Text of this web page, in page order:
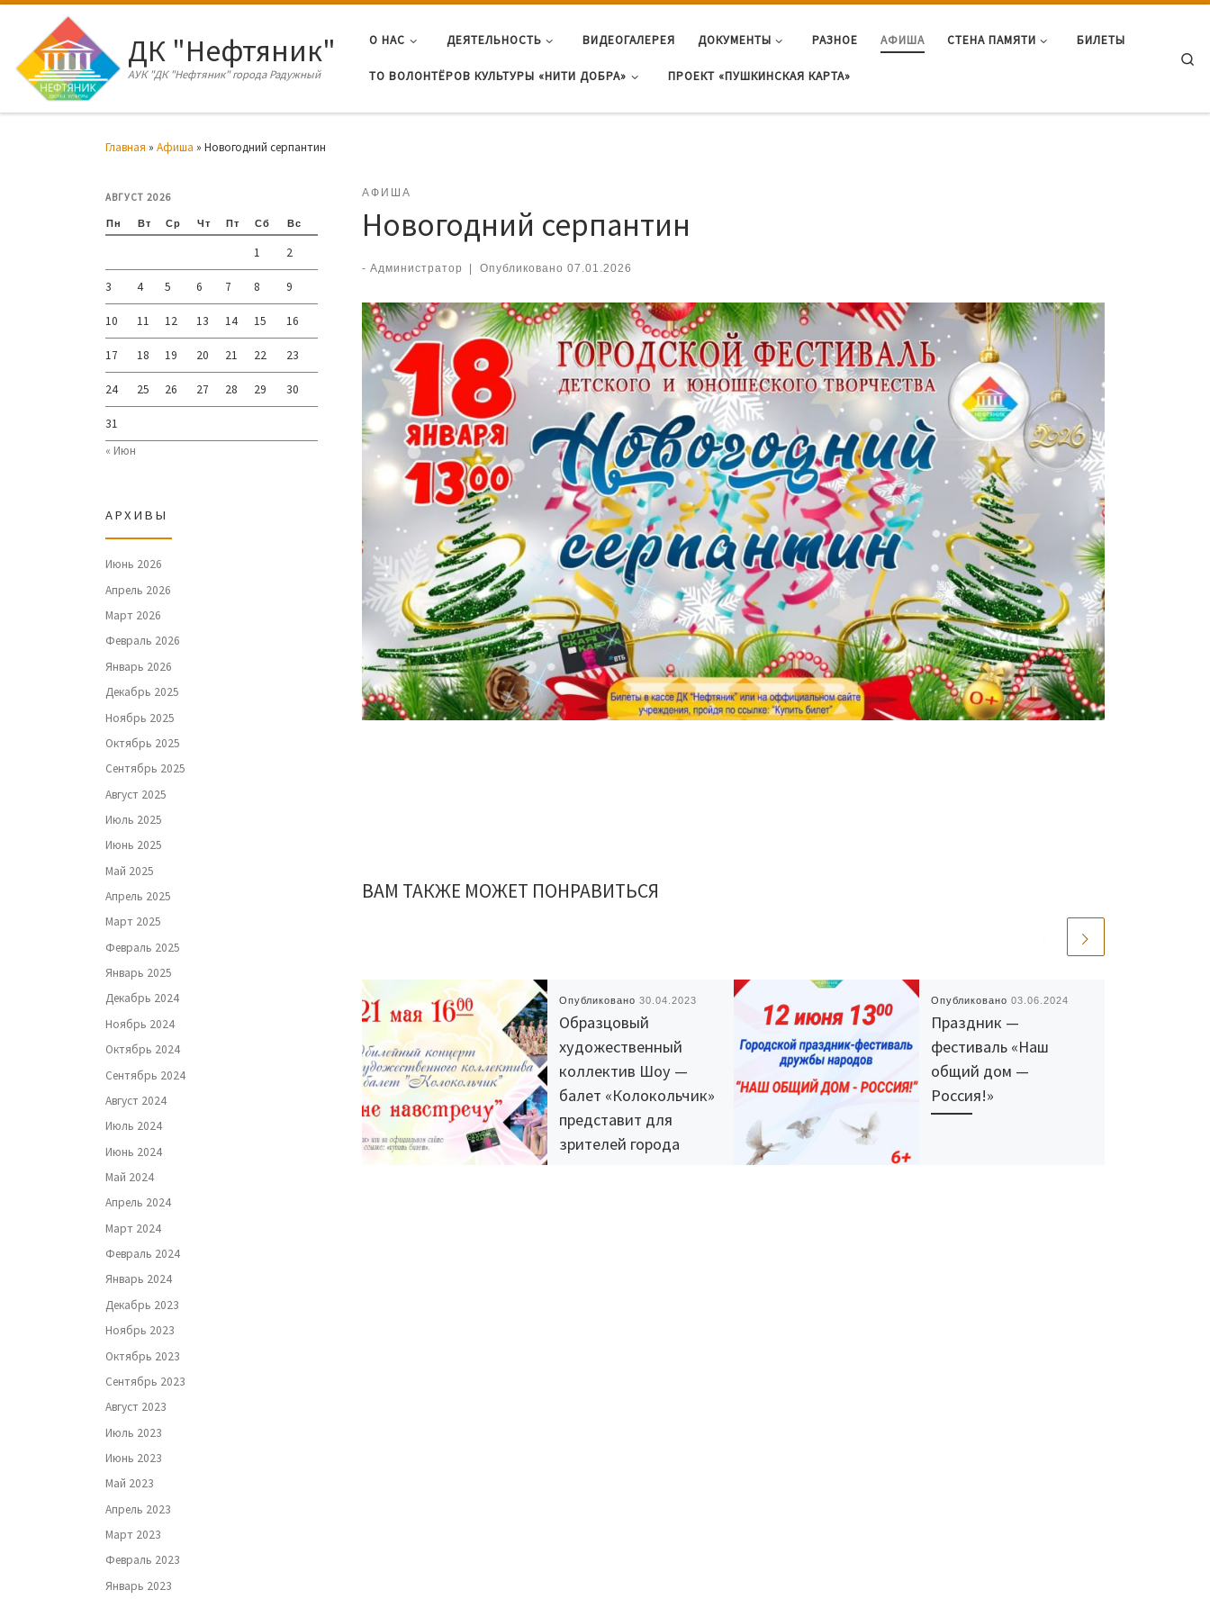
Перейти к содержимому
ДК "Нефтяник"
АУК "ДК "Нефтяник" города Радужный
О НАС ДЕЯТЕЛЬНОСТЬ ВИДЕОГАЛЕРЕЯ ДОКУМЕНТЫ РАЗНОЕ АФИША СТЕНА ПАМЯТИ БИЛЕТЫ
ТО ВОЛОНТЁРОВ КУЛЬТУРЫ «НИТИ ДОБРА» ПРОЕКТ «ПУШКИНСКАЯ КАРТА»
Главная » Афиша » Новогодний серпантин
АФИША
Новогодний серпантин
- Администратор Опубликовано 07.01.2026
ВАМ ТАКЖЕ МОЖЕТ ПОНРАВИТЬСЯ
Опубликовано30.04.2023
Образцовый
художественный
коллектив Шоу —
балет «Колокольчик»
представит для
зрителей города
Опубликовано 03.06.2024
Праздник —
фестиваль «Наш
общий дом —
Россия!»
АВГУСТ 2026
Пн Вт Ср Чт Пт Сб Вс
1 2
3 4 5 6 7 8 9
10 11 12 13 14 15 16
17 18 19 20 21 22 23
24 25 26 27 28 29 30
31
« Июн
АРХИВЫ
Июнь 2026
Апрель 2026
Март 2026
Февраль 2026
Январь 2026
Декабрь 2025
Ноябрь 2025
Октябрь 2025
Сентябрь 2025
Август 2025
Июль 2025
Июнь 2025
Май 2025
Апрель 2025
Март 2025
Февраль 2025
Январь 2025
Декабрь 2024
Ноябрь 2024
Октябрь 2024
Сентябрь 2024
Август 2024
Июль 2024
Июнь 2024
Май 2024
Апрель 2024
Март 2024
Февраль 2024
Январь 2024
Декабрь 2023
Ноябрь 2023
Октябрь 2023
Сентябрь 2023
Август 2023
Июль 2023
Июнь 2023
Май 2023
Апрель 2023
Март 2023
Февраль 2023
Январь 2023